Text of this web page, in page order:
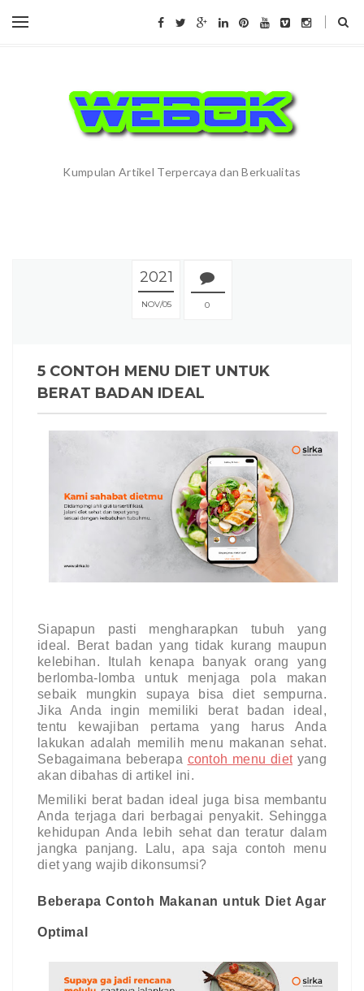
Kumpulan Artikel Terpercaya dan Berkualitas
2021
NOV 05 0
5 CONTOH MENU DIET UNTUK
BERAT BADAN IDEAL
Siapapun pasti mengharapkan tubuh yang
ideal. Berat badan yang tidak kurang maupun
kelebihan. Itulah kenapa banyak orang yang
berlomba-lomba untuk menjaga pola makan
sebaik mungkin supaya bisa diet sempurna.
Jika Anda ingin memiliki berat badan ideal,
tentu kewajiban pertama yang harus Anda
lakukan adalah memilih menu makanan sehat.
Sebagaimana beberapa contoh menu diet yang
akan dibahas di artikel ini.
Memiliki berat badan ideal juga bisa membantu
Anda terjaga dari berbagai penyakit. Sehingga
kehidupan Anda lebih sehat dan teratur dalam
jangka panjang. Lalu, apa saja contoh menu
diet yang wajib dikonsumsi?
Beberapa Contoh Makanan untuk Diet Agar
Optimal